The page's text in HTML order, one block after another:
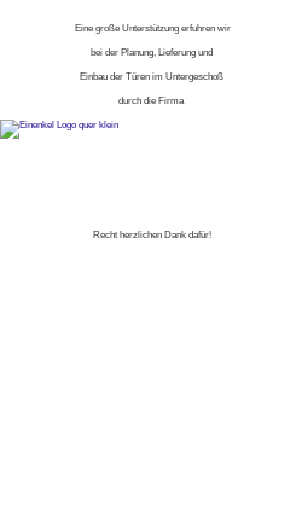
Eine große Unterstützung erfuhren wir
bei der Planung, Lieferung und
Einbau der Türen im Untergeschoß
durch die Firma
Recht herzlichen Dank dafür!